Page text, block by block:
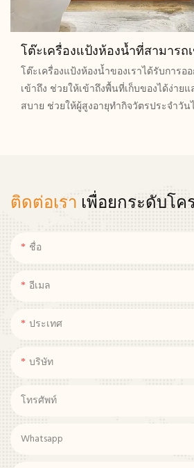
โต๊ะเครื่องแป้งห้องน้ำที่สามารถ
โต๊ะเครื่องแป้งห้องน้ำของเราได้รับการอ
เข้าถึง ช่วยให้เข้าถึงพื้นที่เก็บของได้ง่าย
สบาย ช่วยให้ผู้สูงอายุทำกิจวัตรประจำวั
ติดต่อเรา เพื่อยกระดับโ
ชื่อ
อีเมล
ประเทศ
บริษัท
โทรศัพท์
Whatsapp